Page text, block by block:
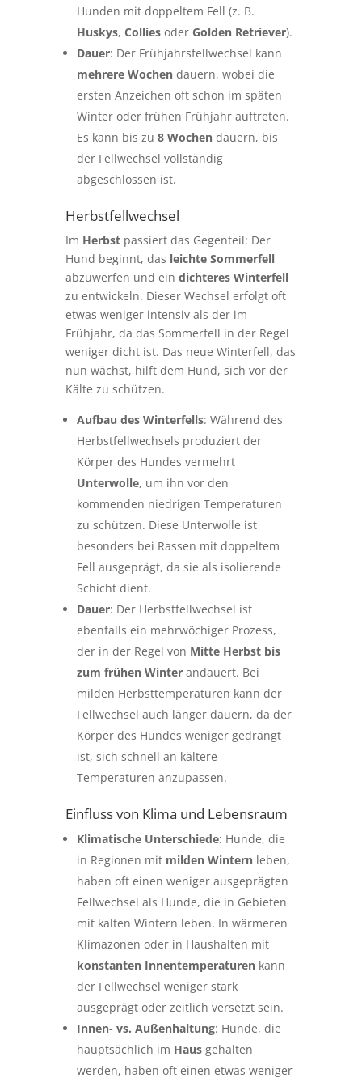
Hunden mit doppeltem Fell (z. B.
Huskys, Colliesoder Golden Retriever).
Dauer: Der Frühjahrsfellwechsel kann
mehrere Wochendauern, wobei die
ersten Anzeichen oft schon im späten
Winter oder frühen Frühjahr auftreten.
Es kann bis zu 8 Wochendauern, bis
der Fellwechsel vollständig
abgeschlossen ist.
Herbstfellwechsel
Im Herbstpassiert das Gegenteil: Der
Hund beginnt, das leichte Sommerfell
abzuwerfen und ein dichteres Winterfell
zu entwickeln. Dieser Wechsel erfolgt oft
etwas weniger intensiv als der im
Frühjahr, da das Sommerfell in der Regel
weniger dicht ist. Das neue Winterfell, das
nun wächst, hilft dem Hund, sich vor der
Kälte zu schützen.
Aufbau des Winterfells: Während des
Herbstfellwechsels produziert der
Körper des Hundes vermehrt
Unterwolle, um ihn vor den
kommenden niedrigen Temperaturen
zu schützen. Diese Unterwolle ist
besonders bei Rassen mit doppeltem
Fell ausgeprägt, da sie als isolierende
Schicht dient.
Dauer: Der Herbstfellwechsel ist
ebenfalls ein mehrwöchiger Prozess,
der in der Regel von Mitte Herbst bis
zum frühen Winterandauert. Bei
milden Herbsttemperaturen kann der
Fellwechsel auch länger dauern, da der
Körper des Hundes weniger gedrängt
ist, sich schnell an kältere
Temperaturen anzupassen.
Einfluss von Klima und Lebensraum
Klimatische Unterschiede: Hunde, die
in Regionen mit milden Winternleben,
haben oft einen weniger ausgeprägten
Fellwechsel als Hunde, die in Gebieten
mit kalten Wintern leben. In wärmeren
Klimazonen oder in Haushalten mit
konstanten Innentemperaturenkann
der Fellwechsel weniger stark
ausgeprägt oder zeitlich versetzt sein.
Innen- vs. Außenhaltung: Hunde, die
hauptsächlich im Hausgehalten
werden, haben oft einen etwas weniger